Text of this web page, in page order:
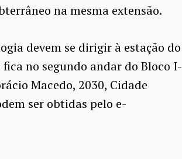
na mesma extensão.
devem se dirigir à estação do
fica no segundo andar do Bloco I-
Macedo, 2030, Cidade
ser obtidas pelo e-